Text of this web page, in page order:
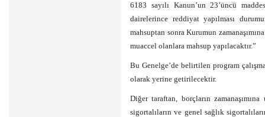
6183 sayılı Kanun’un 23’üncü
dairelerince reddiyat yapılması
mahsuptan sonra Kurumun
muaccel olanlara mahsup yapılacaktır.”
Bu Genelge’de belirtilen program
olarak yerine getirilecektir.
Diğer taraftan, borçların
sigortalıların ve genel sağlık